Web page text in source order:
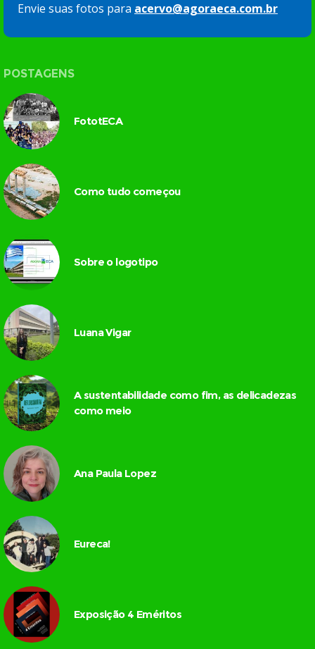
Envie suas fotos para acervo@agoraeca.com.br
POSTAGENS
FototECA
Como tudo começou
Sobre o logotipo
Luana Vigar
A sustentabilidade como fim, as delicadezas
como meio
Ana Paula Lopez
Eureca!
Exposição 4 Eméritos